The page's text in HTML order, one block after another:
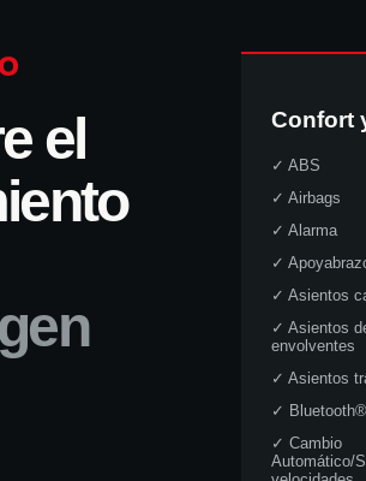
el
Confort
✓ ABS
✓ Airbags
✓ Alarma
✓
✓ Asientos
✓ Asientos
envolventes
✓ Asientos
✓
✓ Cambio
Automático/